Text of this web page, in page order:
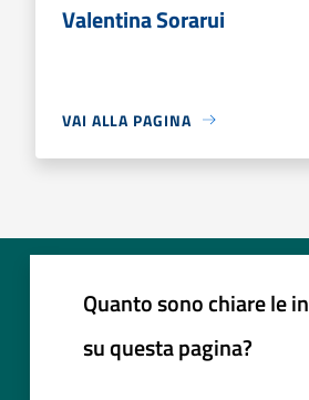
Valentina Sorarui
VAI ALLA PAGINA
Quanto sono chiare le
su questa pagina?